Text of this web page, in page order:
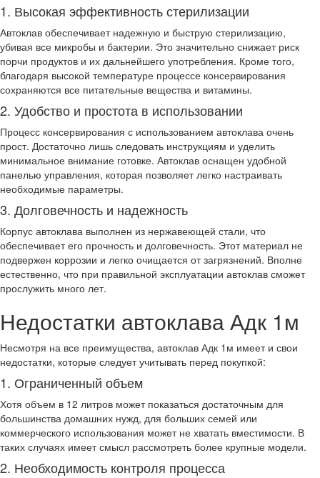
1. Высокая эффективность стерилизации
Автоклав обеспечивает надежную и быструю стерилизацию,
убивая все микробы и бактерии. Это значительно снижает риск
порчи продуктов и их дальнейшего употребления. Кроме того,
благодаря высокой температуре процессе консервирования
сохраняются все питательные вещества и витамины.
2. Удобство и простота в использовании
Процесс консервирования с использованием автоклава очень
прост. Достаточно лишь следовать инструкциям и уделить
минимальное внимание готовке. Автоклав оснащен удобной
панелью управления, которая позволяет легко настраивать
необходимые параметры.
3. Долговечность и надежность
Корпус автоклава выполнен из нержавеющей стали, что
обеспечивает его прочность и долговечность. Этот материал не
подвержен коррозии и легко очищается от загрязнений. Вполне
естественно, что при правильной эксплуатации автоклав сможет
прослужить много лет.
Недостатки автоклава Адк 1м
Несмотря на все преимущества, автоклав Адк 1м имеет и свои
недостатки, которые следует учитывать перед покупкой:
1. Ограниченный объем
Хотя объем в 12 литров может показаться достаточным для
большинства домашних нужд, для больших семей или
коммерческого использования может не хватать вместимости. В
таких случаях имеет смысл рассмотреть более крупные модели.
2. Необходимость контроля процесса